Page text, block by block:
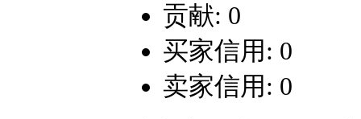
贡献: 0
买家信用: 0
卖家信用: 0